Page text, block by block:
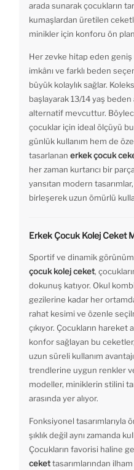
arada sunarak çocukların
kumaşlardan üretilen
minikler için konforu ön
Her zevke hitap eden geniş
imkânı ve farklı beden
büyük kolaylık sağlar.
başlayarak 13/14 yaş beden
alternatif mevcuttur.
çocuklar için ideal ölçüyü
günlük kullanım hem de
tasarlanan erkek çocuk
her zaman kurtarıcı bir
yansıtan modern
birleşerek uzun ömürlü
Erkek Çocuk Kolej Ceket
Sportif ve dinamik
çocuk kolej ceket,
dokunuş katıyor. Okul
gezilerine kadar her
rahat kesimi ve özenle
çıkıyor. Çocukların hareket
konfor sağlayan bu
uzun süreli kullanım
trendlerine uygun renkler
modeller, miniklerin stilini
arasında yer alıyor.
Fonksiyonel tasarımlarıyla
şıklık değil aynı zamanda
Çocukların favorisi haline
cekettasarımlarından